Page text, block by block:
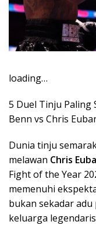
loading…
5 Duel Tinju Paling
Benn vs Chris
Dunia tinju
melawan Chris
Fight of the Year
memenuhi
bukan sekadar
keluarga